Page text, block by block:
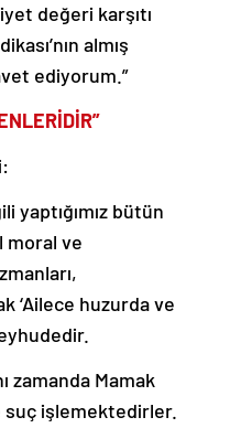
değeri karşıtı
almış
ediyorum.”
yaptığımız bütün
moral ve
‘Ailece huzurda ve
zamanda Mamak
suç işlemektedirler.